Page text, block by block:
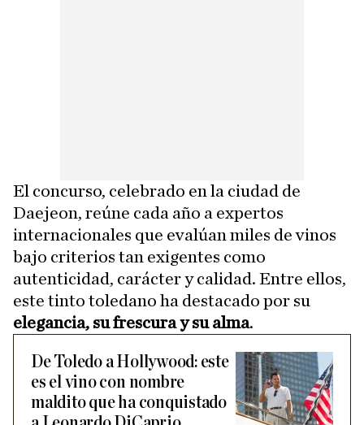
El concurso, celebrado en la ciudad de
Daejeon, reúne cada año a expertos
internacionales que evalúan miles de vinos
bajo criterios tan exigentes como
autenticidad, carácter y calidad. Entre ellos,
este tinto toledano ha destacado por su
elegancia, su frescura y su alma.
De Toledo a Hollywood: este
es el vino con nombre
maldito que ha conquistado